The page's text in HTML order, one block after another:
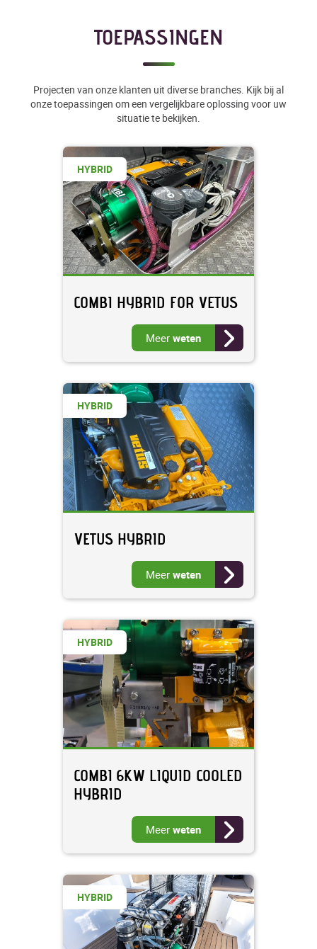
TOEPASSINGEN
Projecten van onze klanten uit diverse branches. Kijk bij al
onze toepassingen om een vergelijkbare oplossing voor uw
situatie te bekijken.
HYBRID
COMBI HYBRID FOR VETUS
Meer weten
HYBRID
VETUS HYBRID
Meer weten
HYBRID
COMBI 6KW LIQUID COOLED
HYBRID
Meer weten
HYBRID